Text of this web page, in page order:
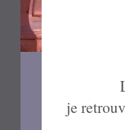
je